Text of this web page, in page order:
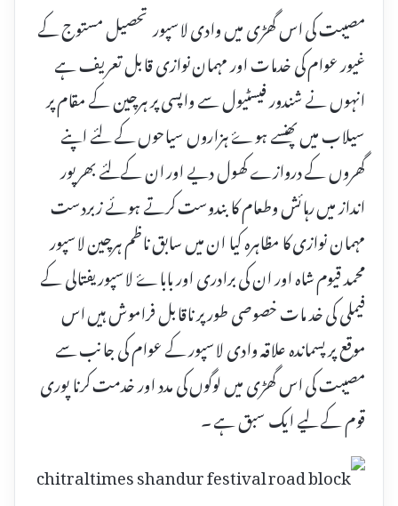
مصیبت کی اس گھڑی میں وادی لاسپور تحصیل مستوج کے
غیور عوام کی خدمات اور مہمان نوازی قابل تعریف ہے
انہوں نے شندور فیسٹیول سے واپسی پر ہرچین کے مقام پر
سیلاب میں پھنسے ہوۓ ہزاروں سیاحوں کے لئے اپنے
گھروں کے دروازے کھول دیے اور ان کےلئے بھرپور
انداز میں رہائش وطعام کا بندوست کرتے ہوئے زبردست
مہمان نوازی کا مظاہرہ کیا ان میں سابق ناظم ہرچین لاسپور
محمد قیوم شاہ اور ان کی برادری اور باباۓ لاسپور یفتالی کے
فیملی کی خد مات خصوصی طور پر ناقابل فراموش ہیں اس
موقع پر پسماندہ علاقہ وادی لاسپور کے عوام کی جانب سے
مصیبت کی اس گھڑی میں لوگوں کی مدد اور خدمت کرنا پوری
قوم کے لیے ایک سبق ہے ۔